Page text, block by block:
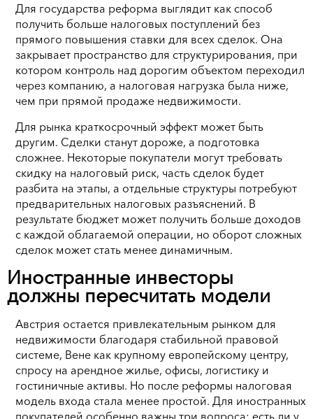
Для государства реформа выглядит как способ
получить больше налоговых поступлений без
прямого повышения ставки для всех сделок. Она
закрывает пространство для структурирования, при
котором контроль над дорогим объектом переходил
через компанию, а налоговая нагрузка была ниже,
чем при прямой продаже недвижимости.
Для рынка краткосрочный эффект может быть
другим. Сделки станут дороже, а подготовка
сложнее. Некоторые покупатели могут требовать
скидку на налоговый риск, часть сделок будет
разбита на этапы, а отдельные структуры потребуют
предварительных налоговых разъяснений. В
результате бюджет может получить больше доходов
с каждой облагаемой операции, но оборот сложных
сделок может стать менее динамичным.
Иностранные инвесторы
должны пересчитать модели
Австрия остается привлекательным рынком для
недвижимости благодаря стабильной правовой
системе, Вене как крупному европейскому центру,
спросу на арендное жилье, офисы, логистику и
гостиничные активы. Но после реформы налоговая
модель входа стала менее простой. Для иностранных
покупателей особенно важны три вопроса: есть ли у